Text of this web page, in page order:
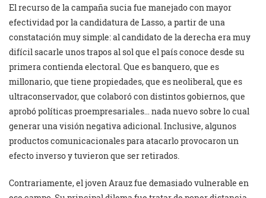
El recurso de la campaña sucia fue manejado con mayor
efectividad por la candidatura de Lasso, a partir de una
constatación muy simple: al candidato de la derecha era muy
difícil sacarle unos trapos al sol que el país conoce desde su
primera contienda electoral. Que es banquero, que es
millonario, que tiene propiedades, que es neoliberal, que es
ultraconservador, que colaboró con distintos gobiernos, que
aprobó políticas proempresariales… nada nuevo sobre lo cual
generar una visión negativa adicional. Inclusive, algunos
productos comunicacionales para atacarlo provocaron un
efecto inverso y tuvieron que ser retirados.
Contrariamente, el joven Arauz fue demasiado vulnerable en